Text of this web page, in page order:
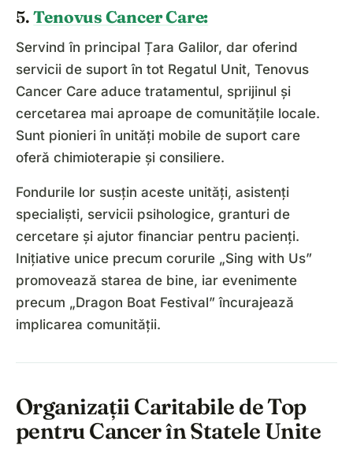
5.Tenovus Cancer Care:
Servind în principal Țara Galilor, dar oferind
servicii de suport în tot Regatul Unit, Tenovus
Cancer Care aduce tratamentul, sprijinul și
cercetarea mai aproape de comunitățile locale.
Sunt pionieri în unități mobile de suport care
oferă chimioterapie și consiliere.
Fondurile lor susțin aceste unități, asistenți
specialiști, servicii psihologice, granturi de
cercetare și ajutor financiar pentru pacienți.
Inițiative unice precum corurile „Sing with Us”
promovează starea de bine, iar evenimente
precum „Dragon Boat Festival” încurajează
implicarea comunității.
Organizații Caritabile de Top
pentru Cancer în Statele Unite